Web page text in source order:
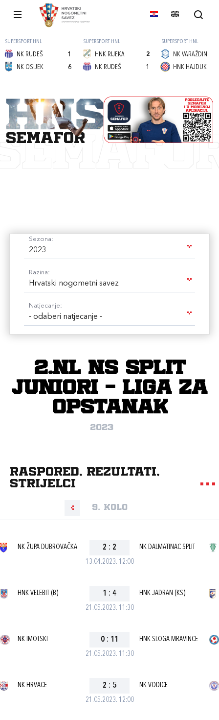
SUPERSPORT HNL
NK RUDEŠ
1
6
NK OSIJEK
SUPERSPORT HNL
HNK RIJEKA
2
1
NK RUDEŠ
SUPERSPORT HNL
NK VARAŽDIN
HNK HAJDUK
semafor
Sezona:
2023
Razina:
Hrvatski nogometni savez
Natjecanje:
- odaberi natjecanje -
2.NL NS Split
Juniori - Liga za
opstanak
2023
Raspored, rezultati,
strijelci
9. kolo
13.04.2023. 12:00
NK ŽUPA DUBROVAČKA 2 : 2 NK DALMATINAC SPLIT
21.05.2023. 11:30
HNK VELEBIT (B) 1 : 4 HNK JADRAN (KS)
21.05.2023. 11:30
NK IMOTSKI 0 : 11 HNK SLOGA MRAVINCE
21.05.2023. 12:00
NK HRVACE 2 : 5 NK VODICE